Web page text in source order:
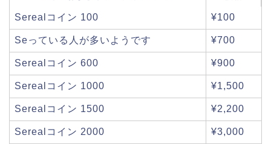
Serealコイン 100 ¥100
Seっている人が多いようです ¥700
Serealコイン 600 ¥900
Serealコイン 1000 ¥1,500
Serealコイン 1500 ¥2,200
Serealコイン 2000 ¥3,000